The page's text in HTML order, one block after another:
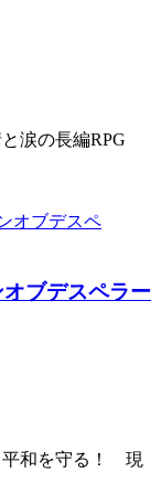
涙の長編RPG
ブデスペラー
平和を守る！ 現